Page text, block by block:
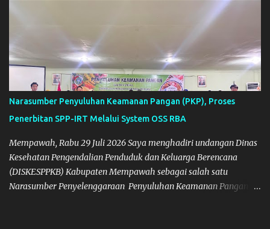
Narasumber Penyuluhan Keamanan Pangan (PKP), Proses
Penerbitan SPP-IRT Melalui System OSS RBA
Mempawah, Rabu 29 Juli 2026 Saya menghadiri undangan Dinas
Kesehatan Pengendalian Penduduk dan Keluarga Berencana
(DISKESPPKB) Kabupaten Mempawah sebagai salah satu
Narasumber Penyelenggaraan Penyuluhan Keamanan Pangan di